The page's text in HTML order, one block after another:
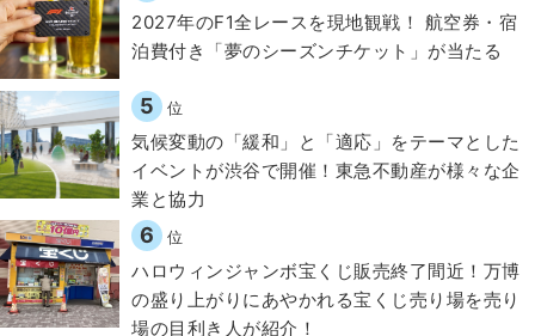
2027年のF1全レースを現地観戦！ 航空券・宿
泊費付き「夢のシーズンチケット」が当たる
5 位
気候変動の「緩和」と「適応」をテーマとした
イベントが渋谷で開催！東急不動産が様々な企
業と協力
6 位
ハロウィンジャンボ宝くじ販売終了間近！万博
の盛り上がりにあやかれる宝くじ売り場を売り
場の目利き人が紹介！